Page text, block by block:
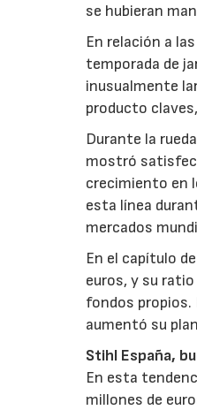
se hubieran
En relación a
temporada de
inusualmente
producto
Durante la
mostró
crecimiento en
esta línea
mercados
En el capítulo
euros, y su
fondos propios.
aumentó su
Stihl España,
En esta
millones de